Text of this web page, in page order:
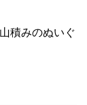
積みのぬいぐ